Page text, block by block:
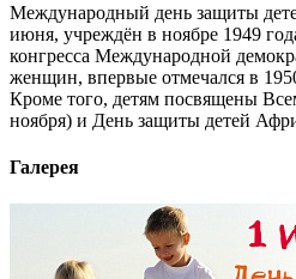
Международный день защиты
июня, учреждён в ноябре 1949
конгресса Международной
женщин, впервые отмечался в
Кроме того, детям посвящены
ноября) и День защиты детей
Галерея